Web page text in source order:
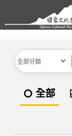
跳到主要內容區塊
分類
全部